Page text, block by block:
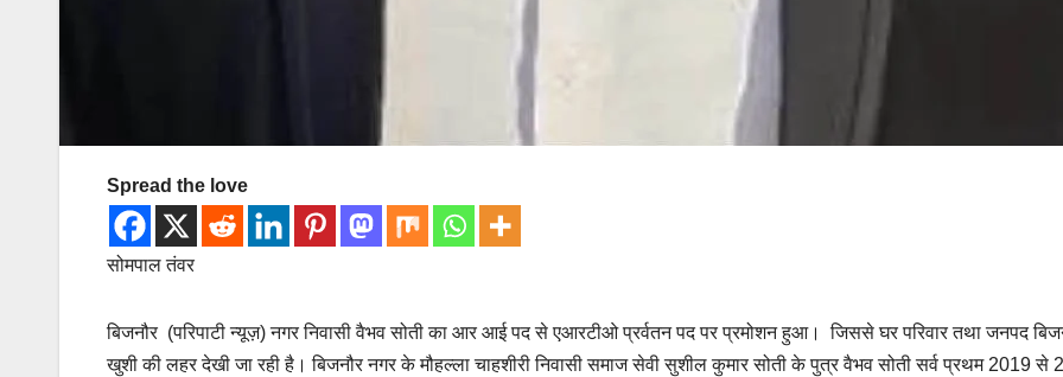
Spread the love
सोमपाल तंवर
बिजनौर (परिपाटी न्यूज़) नगर निवासी वैभव सोती का आर आई पद से एआरटीओ प्रर्वतन पद पर प्रमोशन हुआ। जिससे घर परिवार तथा जनपद
खुशी की लहर देखी जा रही है। बिजनौर नगर के मौहल्ला चाहशीरी निवासी समाज सेवी सुशील कुमार सोती के पुत्र वैभव सोती सर्व प्रथम 2019 से